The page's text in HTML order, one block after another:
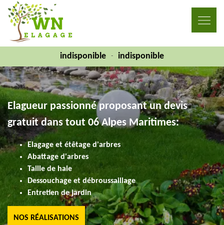
indisponible - indisponible
Elagueur passionné proposant un devis
gratuit dans tout 06 Alpes Maritimes:
Elagage et étêtage d'arbres
Abattage d'arbres
Taille de haie
Dessouchage et débroussaillage
Entretien de jardin
NOS RÉALISATIONS